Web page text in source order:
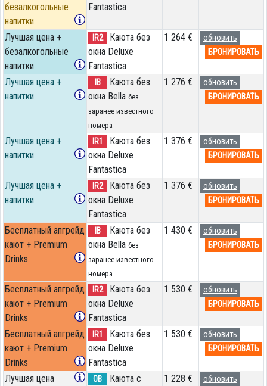
безалкогольные
напитки
Fantastica
Лучшая цена +
безалкогольные
напитки
IR2
Каюта без
окна Deluxe
Fantastica
1 264 €
обновить
БРОНИРОВАТЬ
Лучшая цена +
напитки
IB
Каюта без
окна Bella без
заранее известного
номера
1 276 €
обновить
БРОНИРОВАТЬ
Лучшая цена +
напитки
IR1
Каюта без
окна Deluxe
Fantastica
1 376 €
обновить
БРОНИРОВАТЬ
Лучшая цена +
напитки
IR2
Каюта без
окна Deluxe
Fantastica
1 376 €
обновить
БРОНИРОВАТЬ
Бесплатный апгрейд
кают + Premium
Drinks
IB
Каюта без
окна Bella без
заранее известного
номера
1 430 €
обновить
БРОНИРОВАТЬ
Бесплатный апгрейд
кают + Premium
Drinks
IR2
Каюта без
окна Deluxe
Fantastica
1 530 €
обновить
БРОНИРОВАТЬ
Бесплатный апгрейд
кают + Premium
Drinks
IR1
Каюта без
окна Deluxe
Fantastica
1 530 €
обновить
БРОНИРОВАТЬ
Лучшая цена OB
Каюта с
1 228 €
обновить